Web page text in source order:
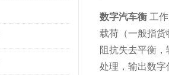
数字汽车衡 工
载荷（一般指
阻抗失去平衡
处理，输出数